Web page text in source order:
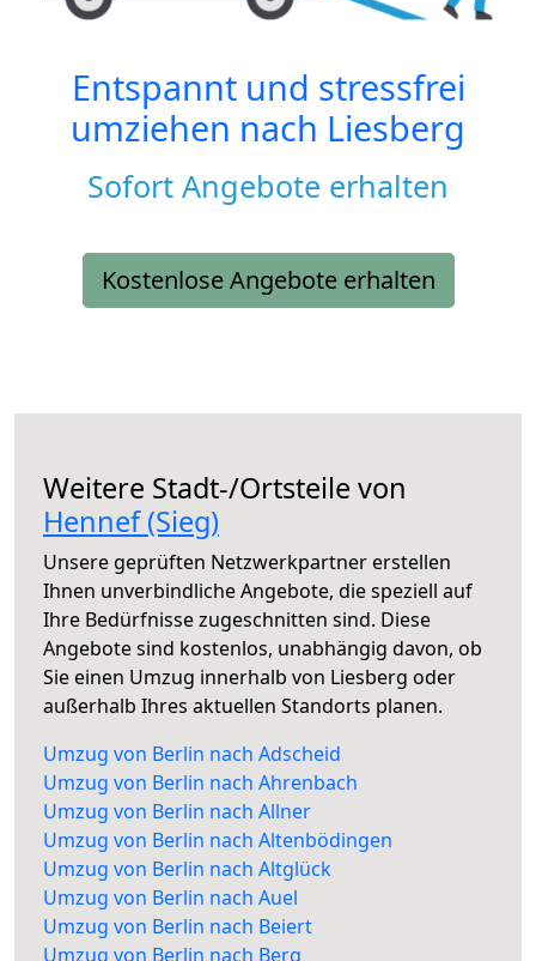
Entspannt und stressfrei
umziehen nach Liesberg
Sofort Angebote erhalten
Kostenlose Angebote erhalten
Weitere Stadt-/Ortsteile von
Hennef (Sieg)
Unsere geprüften Netzwerkpartner erstellen
Ihnen unverbindliche Angebote, die speziell auf
Ihre Bedürfnisse zugeschnitten sind. Diese
Angebote sind kostenlos, unabhängig davon, ob
Sie einen Umzug innerhalb von Liesberg oder
außerhalb Ihres aktuellen Standorts planen.
Umzug von Berlin nach Adscheid
Umzug von Berlin nach Ahrenbach
Umzug von Berlin nach Allner
Umzug von Berlin nach Altenbödingen
Umzug von Berlin nach Altglück
Umzug von Berlin nach Auel
Umzug von Berlin nach Beiert
Umzug von Berlin nach Berg